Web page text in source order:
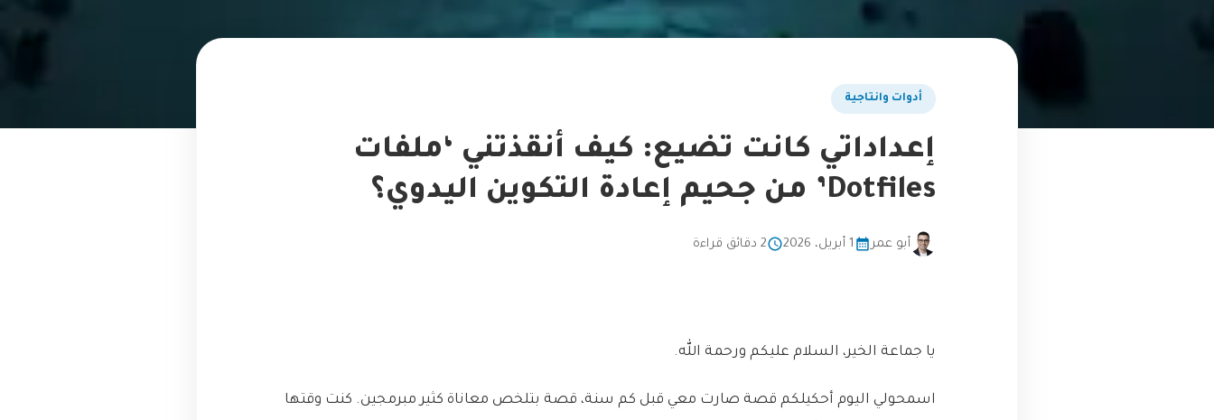
أدوات وانتاجية
إعداداتي كانت تضيع: كيف أنقذتني ‘ملفات
Dotfiles’ من جحيم إعادة التكوين اليدوي؟
أبو عمر 1 أبريل، 2026 2 دقائق قراءة
يا جماعة الخير، السلام عليكم ورحمة الله.
اسمحولي اليوم أحكيلكم قصة صارت معي قبل كم سنة، قصة بتلخص معاناة كثير مبرمجين. كنت وقتها